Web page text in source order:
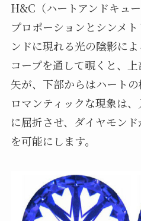
H&C（ハートアンドキュ
プロポーションとシンメ
ンドに現れる光の陰影に
コープを通して覗くと、
矢が、下部からはハート
ロマンティックな現象は
に屈折させ、ダイヤモン
を可能にします。